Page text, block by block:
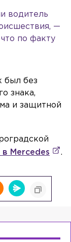
водитель
—
по факту
был без
знака,
и защитной
Mercedes .